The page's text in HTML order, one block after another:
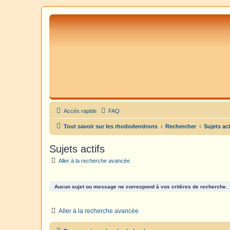
Accès rapide FAQ
Tout savoir sur les rhododendrons Rechercher Sujets
Sujets actifs
Aller à la recherche avancée
Aucun sujet ou message ne correspond à vos critères de recherche.
Aller à la recherche avancée